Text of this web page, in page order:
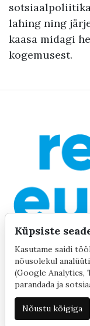
lahing ning
kaasa midagi
kogemusest.
©2020
Küpsiste
Kasutame saidi
nõusolekul
(Google Analytics,
parandada ja
Nõustu kõigiga